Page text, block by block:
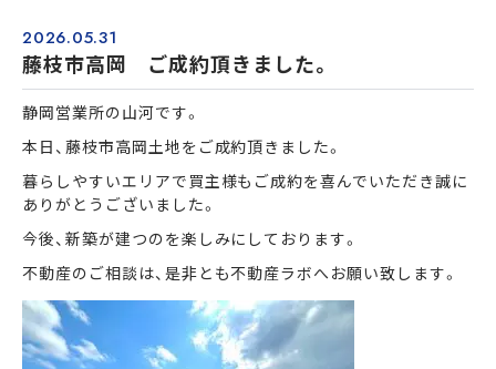
簡単！不動産査定
まずは何でもお気軽に
お問い合わせ・ご相談ください！
0120-41-1173
メールでお問い合わせ
2026.05.31
藤枝市高岡 ご成約頂きました。
静岡営業所の山河です。
本日、藤枝市高岡土地をご成約頂きました。
暮らしやすいエリアで買主様もご成約を喜んでいただき誠に
ありがとうございました。
今後、新築が建つのを楽しみにしております。
不動産のご相談は、是非とも不動産ラボへお願い致します。